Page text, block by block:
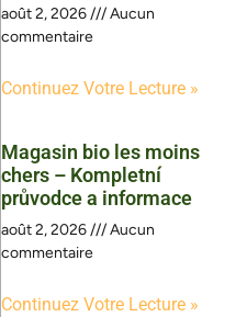
août 2, 2026
Aucun
commentaire
Continuez Votre Lecture »
Magasin bio les moins
chers – Kompletní
průvodce a informace
août 2, 2026
Aucun
commentaire
Continuez Votre Lecture »